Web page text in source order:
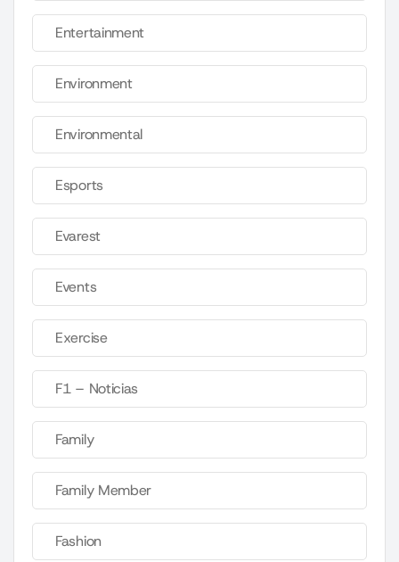
Entertainment
Environment
Environmental
Esports
Evarest
Events
Exercise
F1 – Noticias
Family
Family Member
Fashion